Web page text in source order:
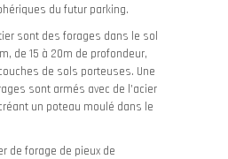
du futur parking.
sont des forages dans le sol
de 15 à 20m de profondeur,
de sols porteuses. Une
sont armés avec de l’acier
un poteau moulé dans le
de forage de pieux de